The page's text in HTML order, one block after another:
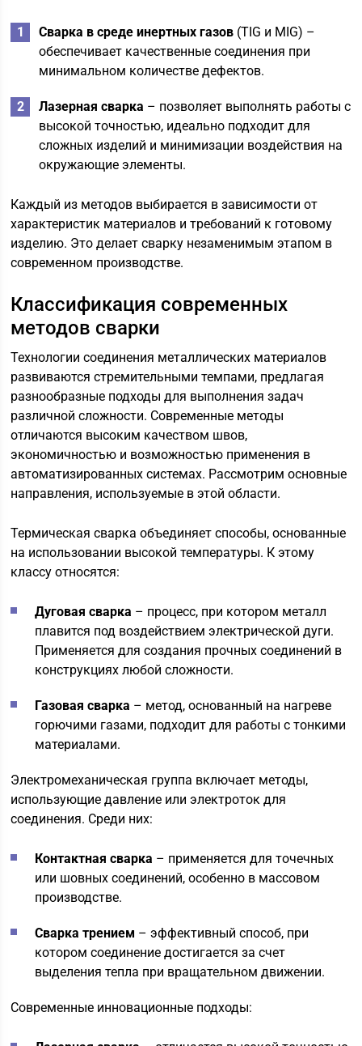
Сварка в среде инертных газов (TIG и MIG) –
обеспечивает качественные соединения при
минимальном количестве дефектов.
Лазерная сварка – позволяет выполнять работы с
высокой точностью, идеально подходит для
сложных изделий и минимизации воздействия на
окружающие элементы.
Каждый из методов выбирается в зависимости от
характеристик материалов и требований к готовому
изделию. Это делает сварку незаменимым этапом в
современном производстве.
Классификация современных
методов сварки
Технологии соединения металлических материалов
развиваются стремительными темпами, предлагая
разнообразные подходы для выполнения задач
различной сложности. Современные методы
отличаются высоким качеством швов,
экономичностью и возможностью применения в
автоматизированных системах. Рассмотрим основные
направления, используемые в этой области.
Термическая сварка объединяет способы, основанные
на использовании высокой температуры. К этому
классу относятся:
Дуговая сварка – процесс, при котором металл
плавится под воздействием электрической дуги.
Применяется для создания прочных соединений в
конструкциях любой сложности.
Газовая сварка – метод, основанный на нагреве
горючими газами, подходит для работы с тонкими
материалами.
Электромеханическая группа включает методы,
использующие давление или электроток для
соединения. Среди них:
Контактная сварка – применяется для точечных
или шовных соединений, особенно в массовом
производстве.
Сварка трением – эффективный способ, при
котором соединение достигается за счет
выделения тепла при вращательном движении.
Современные инновационные подходы: